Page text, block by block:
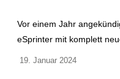
Vor einem Jahr
eSprinter mit komplett
19. Januar 2024